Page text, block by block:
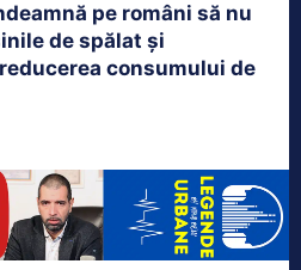
pe români să nu
de spălat și
consumului de